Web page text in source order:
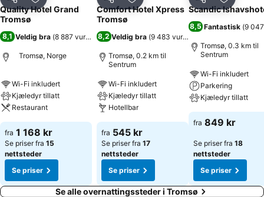
Del Legg til i favoritter
Quality Hotel Grand
Tromsø
8,1 Veldig bra (8 887 vurderinger)
Tromsø, Norge
Wi-Fi inkludert
Kjæledyr tillatt
Restaurant
fra 1 168 kr
Se priser fra 15
nettsteder
Se priser
Del Legg til i favoritter
Comfort Hotel Xpress
Tromsø
8,2 Veldig bra (9 483 vurderinger
Tromsø, 0.2 km til
Sentrum
Wi-Fi inkludert
Kjæledyr tillatt
Hotellbar
fra 545 kr
Se priser fra 17
nettsteder
Se priser
Del Legg til
Scandic
8,5 Fantastisk (9
Tromsø, 0.3 km til
Sentrum
Wi-Fi inkludert
Parkering
Kjæledyr tillatt
fra 849 kr
Se priser fra 18
nettsteder
Se priser
Se alle overnattingssteder i Tromsø